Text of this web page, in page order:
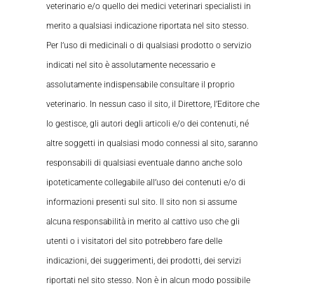
veterinario e/o quello dei medici veterinari specialisti in
merito a qualsiasi indicazione riportata nel sito stesso.
Per l’uso di medicinali o di qualsiasi prodotto o servizio
indicati nel sito è assolutamente necessario e
assolutamente indispensabile consultare il proprio
veterinario. In nessun caso il sito, il Direttore, l’Editore che
lo gestisce, gli autori degli articoli e/o dei contenuti, né
altre soggetti in qualsiasi modo connessi al sito, saranno
responsabili di qualsiasi eventuale danno anche solo
ipoteticamente collegabile all’uso dei contenuti e/o di
informazioni presenti sul sito. Il sito non si assume
alcuna responsabilità in merito al cattivo uso che gli
utenti o i visitatori del sito potrebbero fare delle
indicazioni, dei suggerimenti, dei prodotti, dei servizi
riportati nel sito stesso. Non è in alcun modo possibile